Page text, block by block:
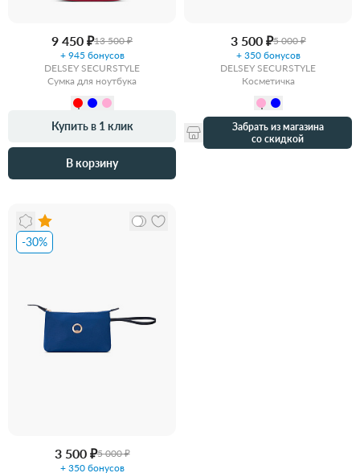
9 450 ₽13 500 ₽
+ 945 бонусов
DELSEY SECURSTYLE
Сумка для ноутбука
Купить в 1 клик
В корзину
3 500 ₽5 000 ₽
+ 350 бонусов
DELSEY SECURSTYLE
Косметичка
Забрать из магазина
со скидкой
-30%
3 500 ₽5 000 ₽
+ 350 бонусов